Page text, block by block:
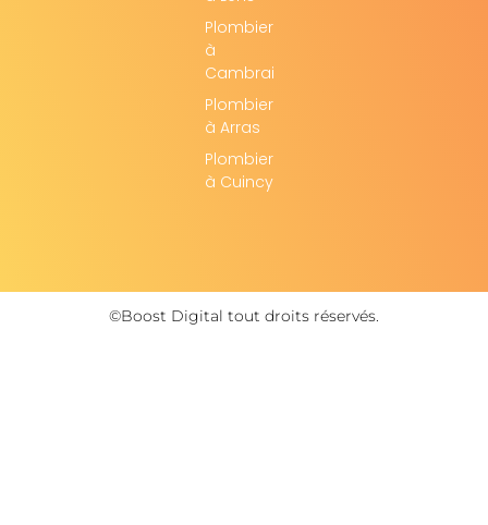
Plombier
à
Cambrai
Plombier
à Arras
Plombier
à Cuincy
©Boost Digital tout droits réservés.